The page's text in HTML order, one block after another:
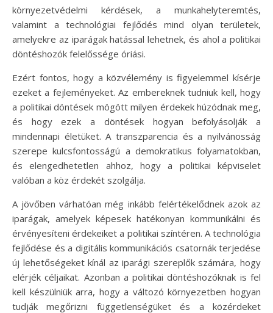
környezetvédelmi kérdések, a munkahelyteremtés,
valamint a technológiai fejlődés mind olyan területek,
amelyekre az iparágak hatással lehetnek, és ahol a politikai
döntéshozók felelőssége óriási.
Ezért fontos, hogy a közvélemény is figyelemmel kísérje
ezeket a fejleményeket. Az embereknek tudniuk kell, hogy
a politikai döntések mögött milyen érdekek húzódnak meg,
és hogy ezek a döntések hogyan befolyásolják a
mindennapi életüket. A transzparencia és a nyilvánosság
szerepe kulcsfontosságú a demokratikus folyamatokban,
és elengedhetetlen ahhoz, hogy a politikai képviselet
valóban a köz érdekét szolgálja.
A jövőben várhatóan még inkább felértékelődnek azok az
iparágak, amelyek képesek hatékonyan kommunikálni és
érvényesíteni érdekeiket a politikai színtéren. A technológia
fejlődése és a digitális kommunikációs csatornák terjedése
új lehetőségeket kínál az iparági szereplők számára, hogy
elérjék céljaikat. Azonban a politikai döntéshozóknak is fel
kell készülniük arra, hogy a változó környezetben hogyan
tudják megőrizni függetlenségüket és a közérdeket